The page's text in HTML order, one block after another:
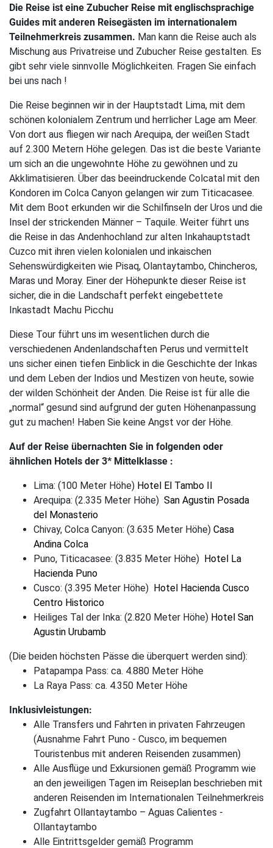
Die Reise ist eine Zubucher Reise mit englischsprachige
Guides mit anderen Reisegästen im internationalem
Teilnehmerkreis zusammen. Man kann die Reise auch als
Mischung aus Privatreise und Zubucher Reise gestalten. Es
gibt sehr viele sinnvolle Möglichkeiten. Fragen Sie einfach
bei uns nach !
Die Reise beginnen wir in der Hauptstadt Lima, mit dem
schönen kolonialem Zentrum und herrlicher Lage am Meer.
Von dort aus fliegen wir nach Arequipa, der weißen Stadt
auf 2.300 Metern Höhe gelegen. Das ist die beste Variante
um sich an die ungewohnte Höhe zu gewöhnen und zu
Akklimatisieren. Über das beeindruckende Colcatal mit den
Kondoren im Colca Canyon gelangen wir zum Titicacasee.
Mit dem Boot erkunden wir die Schilfinseln der Uros und die
Insel der strickenden Männer – Taquile. Weiter führt uns
die Reise in das Andenhochland zur alten Inkahauptstadt
Cuzco mit ihren vielen kolonialen und inkaischen
Sehenswürdigkeiten wie Pisaq, Olantaytambo, Chincheros,
Maras und Moray. Einer der Höhepunkte dieser Reise ist
sicher, die in die Landschaft perfekt eingebettete
Inkastadt Machu Picchu
Diese Tour führt uns im wesentlichen durch die
verschiedenen Andenlandschaften Perus und vermittelt
uns sicher einen tiefen Einblick in die Geschichte der Inkas
und dem Leben der Indios und Mestizen von heute, sowie
der wilden Schönheit der Anden. Die Reise ist für alle die
„normal“ gesund sind aufgrund der guten Höhenanpassung
gut zu machen! Haben Sie keine Angst vor der Höhe.
Auf der Reise übernachten Sie in folgenden oder
ähnlichen Hotels der 3* Mittelklasse :
Lima: (100 Meter Höhe) Hotel El Tambo II
Arequipa: (2.335 Meter Höhe) San Agustin Posada
del Monasterio
Chivay, Colca Canyon: (3.635 Meter Höhe) Casa
Andina Colca
Puno, Titicacasee: (3.835 Meter Höhe) Hotel La
Hacienda Puno
Cusco: (3.395 Meter Höhe) Hotel Hacienda Cusco
Centro Historico
Heiliges Tal der Inka: (2.820 Meter Höhe) Hotel San
Agustin Urubamb
(Die beiden höchsten Pässe die überquert werden sind):
Patapampa Pass: ca. 4.880 Meter Höhe
La Raya Pass: ca. 4.350 Meter Höhe
Inklusivleistungen:
Alle Transfers und Fahrten in privaten Fahrzeugen
(Ausnahme Fahrt Puno - Cusco, im bequemen
Touristenbus mit anderen Reisenden zusammen)
Alle Ausflüge und Exkursionen gemäß Programm wie
an den jeweiligen Tagen im Reiseplan beschrieben mit
anderen Reisenden im Internationalen Teilnehmerkreis
Zugfahrt Ollantaytambo – Aguas Calientes -
Ollantaytambo
Alle Eintrittsgelder gemäß Programm